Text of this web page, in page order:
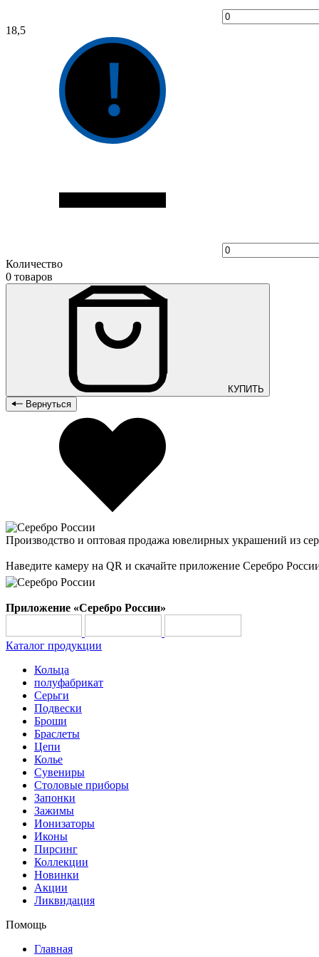
18,5
Количество
0 товаров
КУПИТЬ
Вернуться
Производство и оптовая продажа ювелирных украшений из
Наведите камеру на QR и скачайте приложение Серебро
Приложение «Серебро России»
Каталог продукции
Кольца
полуфабрикат
Серьги
Подвески
Броши
Браслеты
Цепи
Колье
Сувениры
Столовые приборы
Запонки
Зажимы
Ионизаторы
Иконы
Пирсинг
Коллекции
Новинки
Акции
Ликвидация
Помощь
Главная